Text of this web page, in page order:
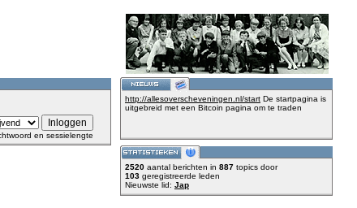
en sessielengte
http://allesoverscheveningen.nl/start De startpagina is
uitgebreid met een Bitcoin pagina om te traden
2520 aantal berichten in 887 topics door
103 geregistreerde leden
Nieuwste lid: Jap